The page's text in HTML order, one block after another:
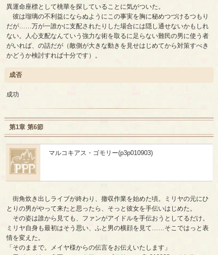
異運命座標として桃華を探していることに気がついた。
彼は瑠璃の不利益にならぬようにこの事実を胸に秘めつづけるつもり
だが……万が一誰かに支配されたりした場合には隠し通せないかもしれ
ない。人心支配なんていう強力な術を取るに足らない難民の男に使う者
がいれば、の話だが（敵側が大きな動きを見せはじめてから対策すべき
かどうか検討すれば十分です）。
成否
成功
第1章 第6節
マルコキアス・ゴモリー(p3p010903)
街角炊き出しライブが終わり、撤収作業を始めた頃。ミリヤの元にひ
とりの男がやって来たと思ったら、そっと彼女を手伝いはじめた。
その姿は誰から見ても、ファンがアイドルを手伝おうとしてるだけ。
ミリヤ自身も最初はそう思い、ふと男の横顔を見て……そこではっと表
情を変えた。
「そのままで。メイヤ様からの伝言をお伝えいたします」